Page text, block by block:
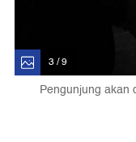
3 / 9
Pengunjung akan